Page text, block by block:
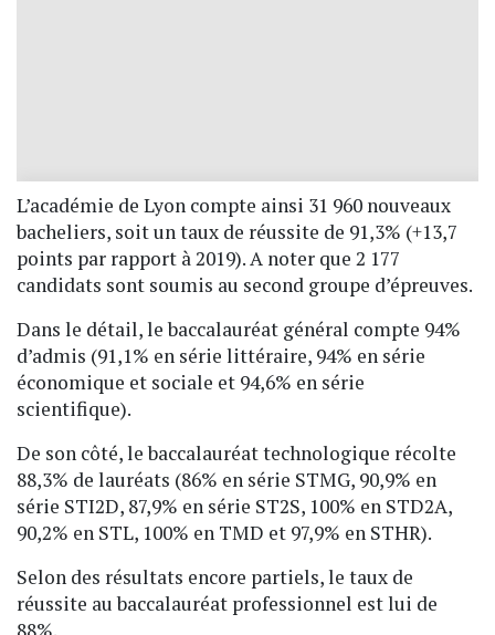
L’académie de Lyon compte ainsi 31 960 nouveaux
bacheliers, soit un taux de réussite de 91,3% (+13,7
points par rapport à 2019). A noter que 2 177
candidats sont soumis au second groupe d’épreuves.
Dans le détail, le baccalauréat général compte 94%
d’admis (91,1% en série littéraire, 94% en série
économique et sociale et 94,6% en série
scientifique).
De son côté, le baccalauréat technologique récolte
88,3% de lauréats (86% en série STMG, 90,9% en
série STI2D, 87,9% en série ST2S, 100% en STD2A,
90,2% en STL, 100% en TMD et 97,9% en STHR).
Selon des résultats encore partiels, le taux de
réussite au baccalauréat professionnel est lui de
88%.